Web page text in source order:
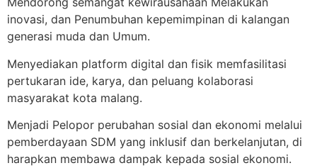
inovasi, dan Penumbuhan kepemimpinan di kalangan
generasi muda dan Umum.
Menyediakan platform digital dan fisik memfasilitasi
pertukaran ide, karya, dan peluang kolaborasi
masyarakat kota malang.
Menjadi Pelopor perubahan sosial dan ekonomi melalui
pemberdayaan SDM yang inklusif dan berkelanjutan, di
harapkan membawa dampak kepada sosial ekonomi.